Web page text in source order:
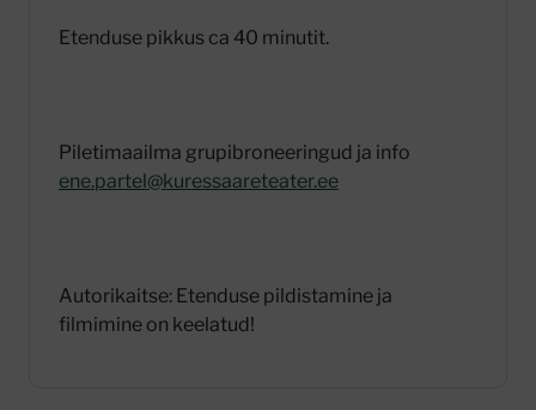
Etenduse pikkus ca 40 minutit.
Piletimaailma grupibroneeringud ja info
ene.partel@kuressaareteater.ee
Autorikaitse: Etenduse pildistamine ja
filmimine on keelatud!